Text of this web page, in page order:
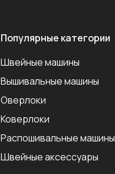
Популярные категории
Швейные машины
Вышивальные машины
Оверлоки
Коверлоки
Распошивальные машины
Швейные аксеcсуары